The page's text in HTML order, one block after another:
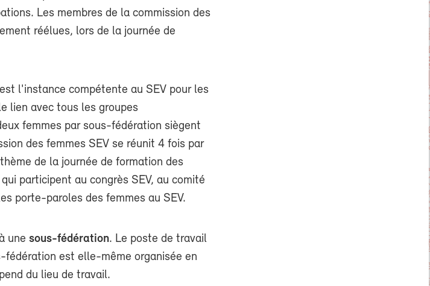
Les membres de la commission des
réélues, lors de la journée de
l'instance compétente au SEV pour les
lien avec tous les groupes
femmes par sous-fédération siègent
des femmes SEV se réunit 4 fois par
de la journée de formation des
participent au congrès SEV, au comité
porte-paroles des femmes au SEV.
une sous-fédération. Le poste de travail
est elle-même organisée en
du lieu de travail.